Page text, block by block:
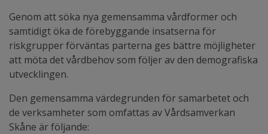
Genom att söka nya gemensamma vårdformer och
samtidigt öka de förebyggande insatserna för
riskgrupper förväntas parterna ges bättre möjligheter
att möta det vårdbehov som följer av den demografiska
utvecklingen.
Den gemensamma värdegrunden för samarbetet och
de verksamheter som omfattas av Vårdsamverkan
Skåne är följande: